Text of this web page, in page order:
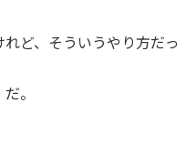
ど、そういうやり方だっ
。